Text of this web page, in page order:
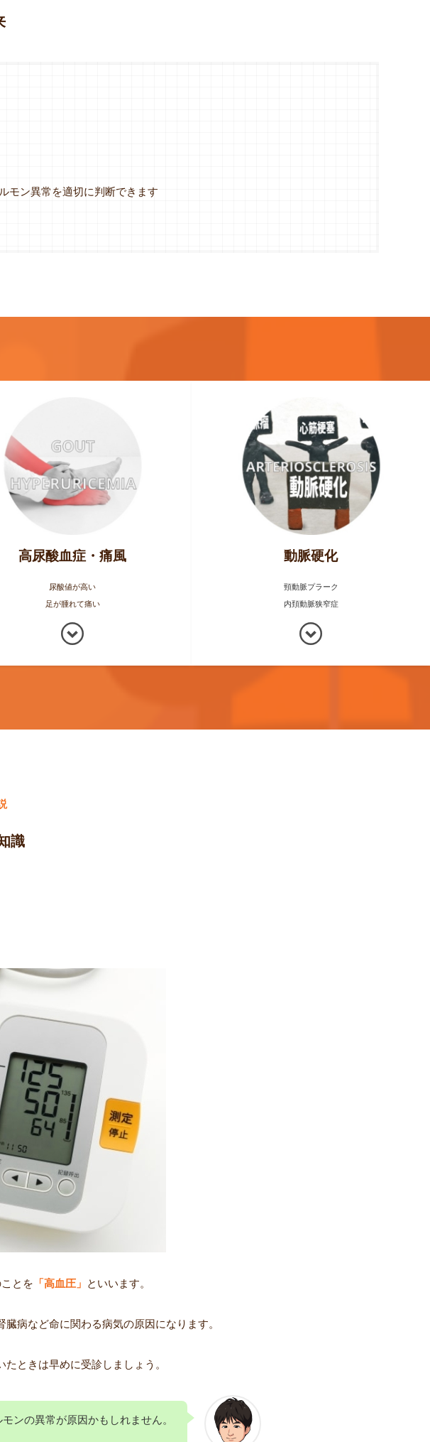
モン異常を適切に判断できます
高尿酸血症・痛風
尿酸値が高い
足が腫れて痛い
動脈硬化
頸動脈プラーク
内頚動脈狭窄症
識
とを 「高血圧」 といいます。
病など命に関わる病気の原因になります。
ときは早めに受診しましょう。
ンの異常が原因かもしれません。